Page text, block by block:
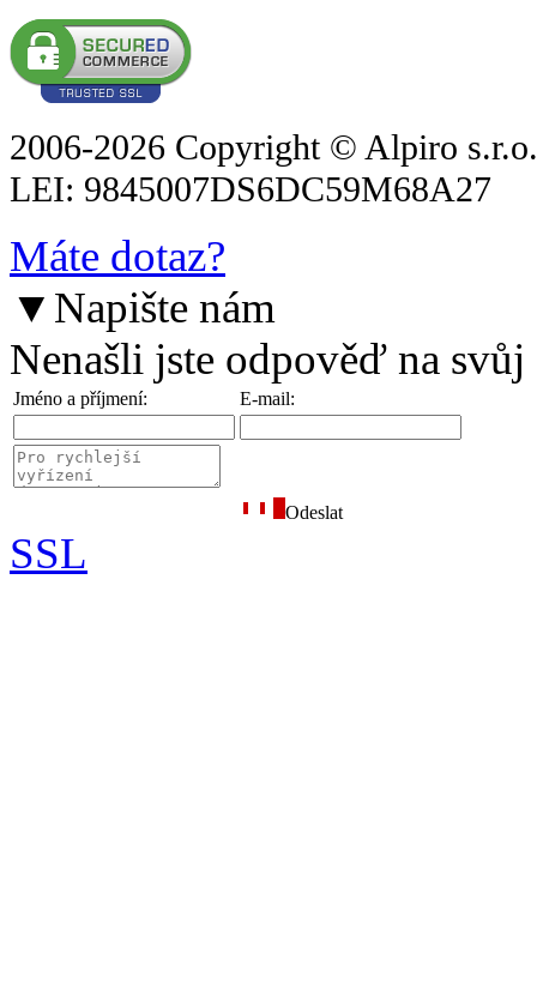
2006-2026 Copyright © Alpiro
LEI: 9845007DS6DC59M68A27
Máte dotaz?
▼ Napište nám
Nenašli jste odpověď na
Jméno a příjmení: E-mail:
Odeslat
SSL